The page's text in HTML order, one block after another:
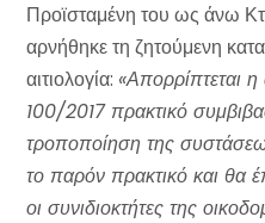
Προϊσταμένη του ως άνω
αρνήθηκε τη ζητούμενη
αιτιολογία: «Απορρίπτεται
100/2017 πρακτικό
τροποποίηση της
το παρόν πρακτικό και θα
οι συνιδιοκτήτες της